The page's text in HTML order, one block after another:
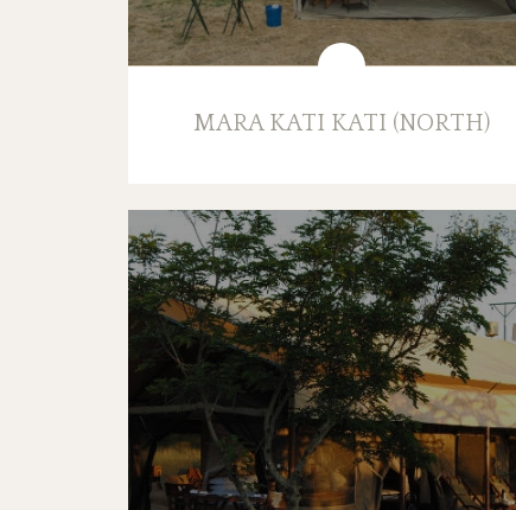
MARA KATI KATI (NORTH)